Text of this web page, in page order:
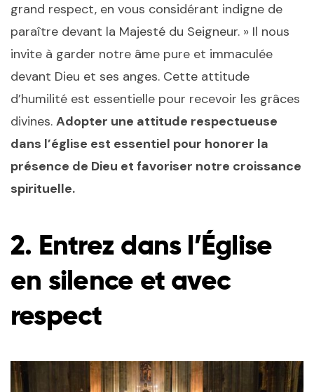
grand respect, en vous considérant indigne de
paraître devant la Majesté du Seigneur. » Il nous
invite à garder notre âme pure et immaculée
devant Dieu et ses anges. Cette attitude
d’humilité est essentielle pour recevoir les grâces
divines. Adopter une attitude respectueuse
dans l’église est essentiel pour honorer la
présence de Dieu et favoriser notre croissance
spirituelle.
2. Entrez dans l’Église
en silence et avec
respect